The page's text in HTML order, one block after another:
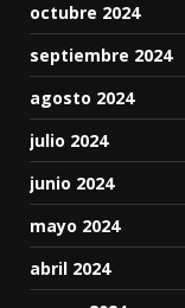
octubre 2024
septiembre 2024
agosto 2024
julio 2024
junio 2024
mayo 2024
abril 2024